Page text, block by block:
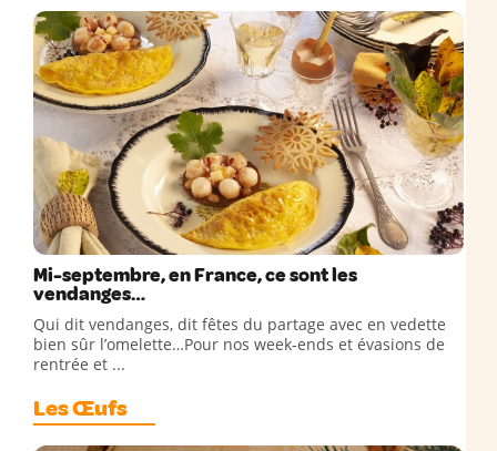
Mi-septembre, en France, ce sont les
vendanges…
Qui dit vendanges, dit fêtes du partage avec en vedette
bien sûr l’omelette…Pour nos week-ends et évasions de
rentrée et ...
Les Œufs